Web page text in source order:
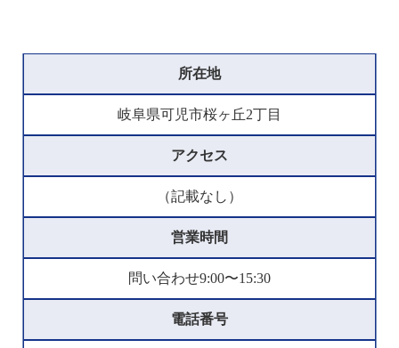
所在地
岐阜県可児市桜ヶ丘2丁目
アクセス
（記載なし）
営業時間
問い合わせ9:00〜15:30
電話番号